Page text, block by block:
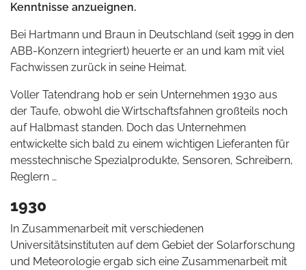
Kenntnisse anzueignen.
Bei Hartmann und Braun in Deutschland (seit 1999 in den
ABB-Konzern integriert) heuerte er an und kam mit viel
Fachwissen zurück in seine Heimat.
Voller Tatendrang hob er sein Unternehmen 1930 aus
der Taufe, obwohl die Wirtschaftsfahnen großteils noch
auf Halbmast standen. Doch das Unternehmen
entwickelte sich bald zu einem wichtigen Lieferanten für
messtechnische Spezialprodukte, Sensoren, Schreibern,
Reglern …
1930
In Zusammenarbeit mit verschiedenen
Universitätsinstituten auf dem Gebiet der Solarforschung
und Meteorologie ergab sich eine Zusammenarbeit mit